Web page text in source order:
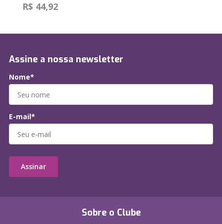
R$ 44,92
Sobre o Clube
Assine a nossa newsletter
Nome*
E-mail*
Assinar